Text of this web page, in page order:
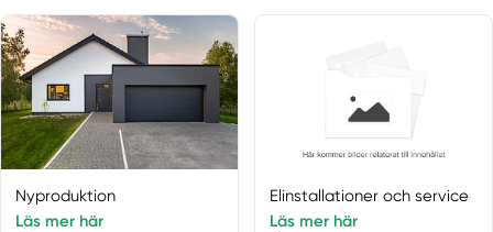
Nykvarn
Nynäshamn
Ösmo
Österåker
Östermalm
Nyproduktion
Läs mer här
Elinstallationer och service
Läs mer här